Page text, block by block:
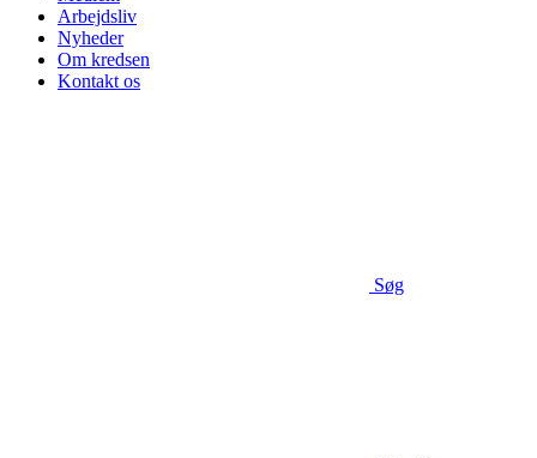
Arbejdsliv
Nyheder
Om kredsen
Kontakt os
Søg